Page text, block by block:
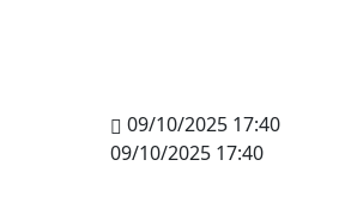
09/10/2025 17:40
09/10/2025 17:40